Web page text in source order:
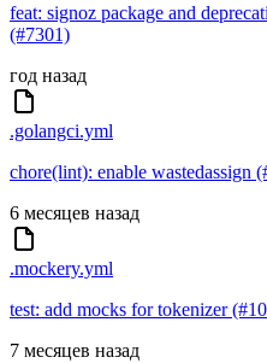
feat: signoz package and
(#7301)
год назад
.golangci.yml
chore(lint): enable wastedassign
6 месяцев назад
.mockery.yml
test: add mocks for tokenizer
7 месяцев назад